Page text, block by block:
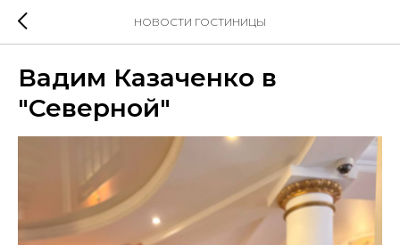
НОВОСТИ ГОСТИНИЦЫ
Вадим Казаченко в
"Северной"